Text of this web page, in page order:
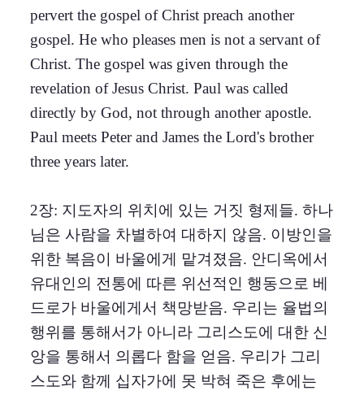
pervert the gospel of Christ preach another
gospel. He who pleases men is not a servant of
Christ. The gospel was given through the
revelation of Jesus Christ. Paul was called
directly by God, not through another apostle.
Paul meets Peter and James the Lord's brother
three years later.
2장: 지도자의 위치에 있는 거짓 형제들. 하나
님은 사람을 차별하여 대하지 않음. 이방인을
위한 복음이 바울에게 맡겨졌음. 안디옥에서
유대인의 전통에 따른 위선적인 행동으로 베
드로가 바울에게서 책망받음. 우리는 율법의
행위를 통해서가 아니라 그리스도에 대한 신
앙을 통해서 의롭다 함을 얻음. 우리가 그리
스도와 함께 십자가에 못 박혀 죽은 후에는